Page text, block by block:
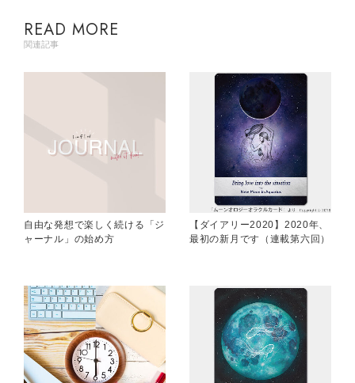
READ MORE
関連記事
自由な発想で楽しく続ける「ジ
ャーナル」の始め方
【ダイアリー2020】2020年、
最初の新月です（連載第六回）